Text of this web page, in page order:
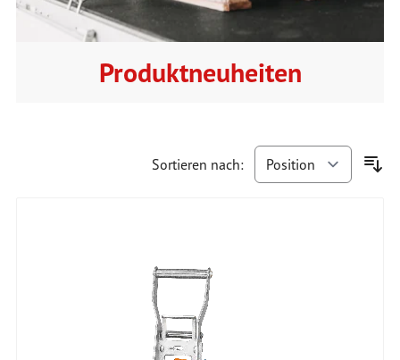
Produktneuheiten
Sortieren nach: